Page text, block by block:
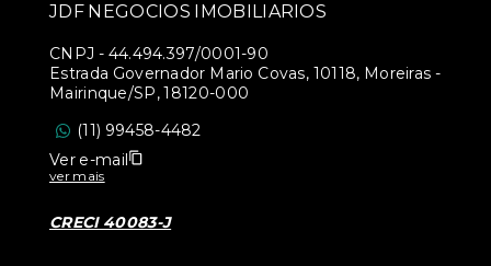
JDF NEGOCIOS IMOBILIARIOS
CNPJ - 44.494.397/0001-90
Estrada Governador Mario Covas, 10118, Moreiras -
Mairinque/SP, 18120-000
(11) 99458-4482
Ver e-mail
ver mais
CRECI 40083-J